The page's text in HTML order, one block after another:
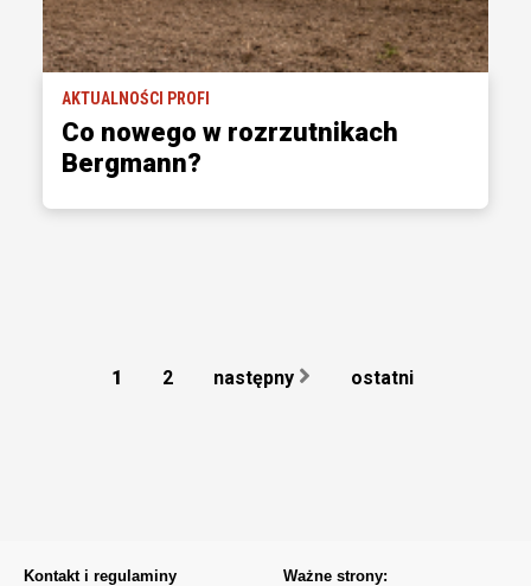
AKTUALNOŚCI PROFI
Co nowego w rozrzutnikach
Bergmann?
1 2 następny ostatni
Kontakt i regulaminy
Ważne strony: